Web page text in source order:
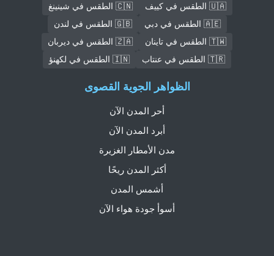
🇺🇦 الطقس في كييف
🇨🇳 الطقس في شينينغ
🇦🇪 الطقس في دبي
🇬🇧 الطقس في لندن
🇹🇼 الطقس في تاينان
🇿🇦 الطقس في ديربان
🇹🇷 الطقس في عنتاب
🇮🇳 الطقس في لكهنؤ
الظواهر الجوية القصوى
أحر المدن الآن
أبرد المدن الآن
مدن الأمطار الغزيرة
أكثر المدن ريحًا
أشمس المدن
أسوأ جودة هواء الآن